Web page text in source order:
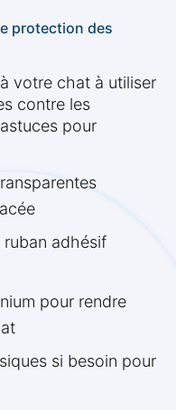
protection des
votre chat à utiliser
contre les
pour
adhésif
pour rendre
si besoin pour